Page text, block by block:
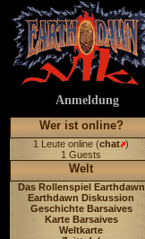
Anmeldung
Wer ist online?
1 Leute online (chat )
1 Guests
Welt
Das Rollenspiel Earthdawn
Earthdawn Diskussion
Geschichte Barsaives
Karte Barsaives
Weltkarte